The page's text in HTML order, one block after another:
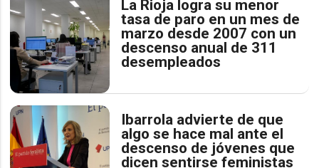
La Rioja logra su menor
tasa de paro en un mes de
marzo desde 2007 con un
descenso anual de 311
desempleados
Ibarrola advierte de que
algo se hace mal ante el
descenso de jóvenes que
dicen sentirse feministas